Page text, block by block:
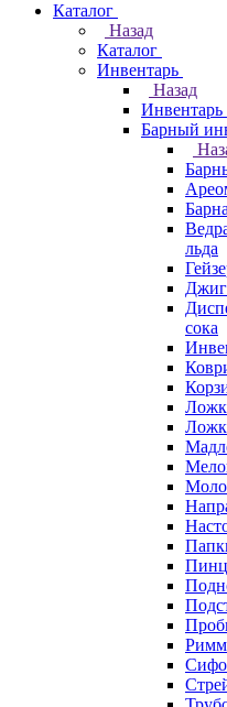
Каталог
Назад
Каталог
Инвентарь
Назад
Инвентарь
Барный
льда
сока